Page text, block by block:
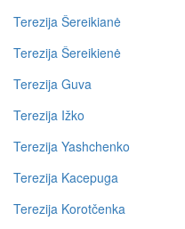
Terezija Šereikianė
Terezija Šereikienė
Terezija Guva
Terezija Ižko
Terezija Yashchenko
Terezija Kacepuga
Terezija Korotčenka